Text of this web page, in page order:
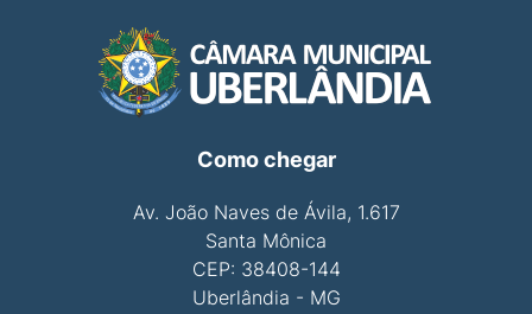
Como chegar
Av. João Naves de Ávila, 1.617
Santa Mônica
CEP: 38408-144
Uberlândia - MG